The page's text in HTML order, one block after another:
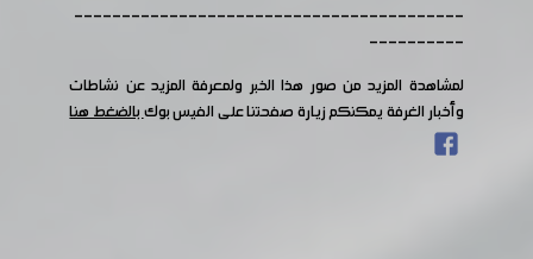
-----------------------------------------
----------
لمشاهدة المزيد من صور هذا الخبر ولمعرفة المزيد عن نشاطات
وأخبار الغرفة يمكنكم زيارة صفحتنا على الفيس بوكبالضغط هنا